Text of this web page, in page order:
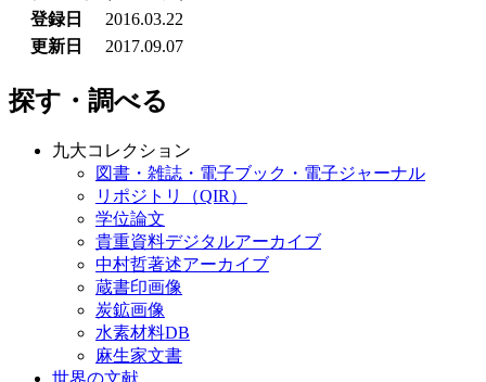
登録日
2016.03.22
更新日
2017.09.07
探す・調べる
九大コレクション
図書・雑誌・電子ブック・電子ジャーナル
リポジトリ（QIR）
学位論文
貴重資料デジタルアーカイブ
中村哲著述アーカイブ
蔵書印画像
炭鉱画像
水素材料DB
麻生家文書
世界の文献